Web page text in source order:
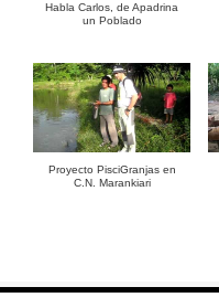
Habla Carlos, de Apadrina
un Poblado
Proyecto PisciGranjas en
C.N. Marankiari